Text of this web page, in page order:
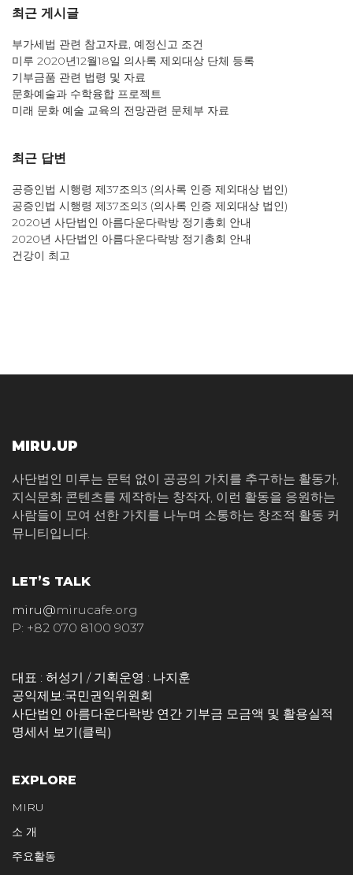
최근 게시글
부가세법 관련 참고자료, 예정신고 조건
미루 2020년12월18일 의사록 제외대상 단체 등록
기부금품 관련 법령 및 자료
문화예술과 수학융합 프로젝트
미래 문화 예술 교육의 전망관련 문체부 자료
최근 답변
공증인법 시행령 제37조의3 (의사록 인증 제외대상 법인)
공증인법 시행령 제37조의3 (의사록 인증 제외대상 법인)
2020년 사단법인 아름다운다락방 정기총회 안내
2020년 사단법인 아름다운다락방 정기총회 안내
건강이 최고
MIRU.UP
사단법인 미루는 문턱 없이 공공의 가치를 추구하는 활동가,
지식문화 콘텐츠를 제작하는 창작자, 이런 활동을 응원하는
사람들이 모여 선한 가치를 나누며 소통하는 창조적 활동 커
뮤니티입니다.
LET’S TALK
miru@mirucafe.org
P: +82 070 8100 9037
대표 : 허성기 / 기획운영 : 나지훈
공익제보:국민권익위원회
사단법인 아름다운다락방 연간 기부금 모금액 및 활용실적
명세서 보기(클릭)
EXPLORE
MIRU
소 개
주요활동